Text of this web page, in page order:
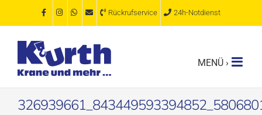
Rückrufservice 24h-Notdienst